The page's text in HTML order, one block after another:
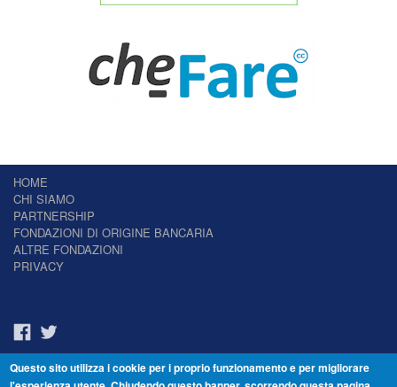
HOME
CHI SIAMO
PARTNERSHIP
FONDAZIONI DI ORIGINE BANCARIA
ALTRE FONDAZIONI
PRIVACY
Il Giornale delle Fondazioni - Periodico telematico
Questo sito utilizza i cookie per i proprio funzionamento e per migliorare